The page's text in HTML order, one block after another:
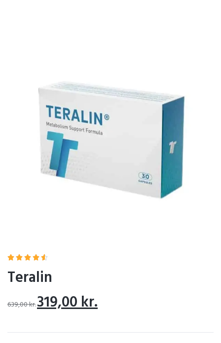
    
Teralin
639,00kr.319,00kr.